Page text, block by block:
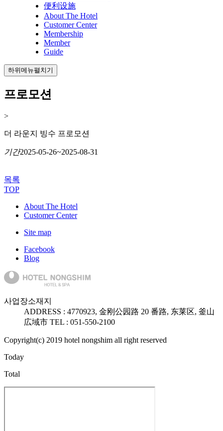
便利设施
About The Hotel
Customer Center
Membership
Member
Guide
하위메뉴펼치기
프로모션
>
더 라운지 빙수 프로모션
기간2025-05-26~2025-08-31
목록
TOP
About The Hotel
Customer Center
Site map
Facebook
Blog
사업장소재지
ADDRESS : 4770923, 金刚公园路 20 番路, 东莱区, 釜山
広域市 TEL : 051-550-2100
Copyright(c) 2019 hotel nongshim all right reserved
Today
Total